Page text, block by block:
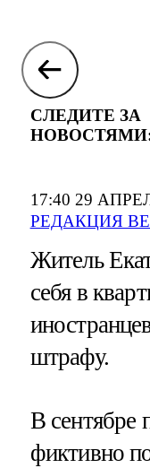
17:40 29
РЕДАКЦИЯ
СЛЕДИТЕ ЗА
Житель
себя в
штрафу.
В сентябре
фиктивно